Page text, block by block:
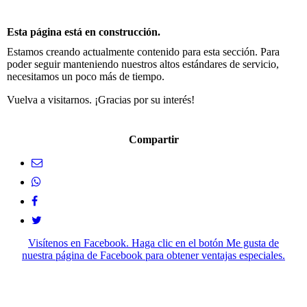
Esta página está en construcción.
Estamos creando actualmente contenido para esta sección. Para
poder seguir manteniendo nuestros altos estándares de servicio,
necesitamos un poco más de tiempo.
Vuelva a visitarnos. ¡Gracias por su interés!
Compartir
Visítenos en Facebook. Haga clic en el botón Me gusta de
nuestra página de Facebook para obtener ventajas especiales.